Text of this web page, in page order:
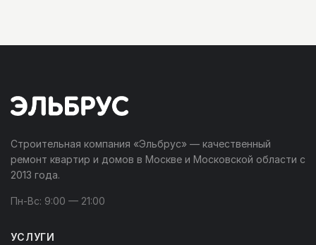
Строительная компания «Эльбрус» — качественный
ремонт квартир и домов в Москве и Московской области с
2013 года.
Пн-Вс: 9:00 — 21:00
УСЛУГИ